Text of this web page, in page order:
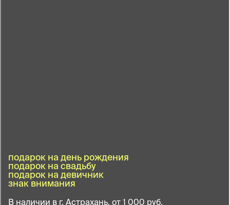
подарок на день рождения
подарок на свадьбу
подарок на девичник
знак внимания
В наличии в г. Астрахань, от 1 000 руб.